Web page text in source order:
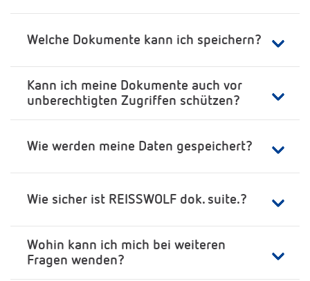
Welche Dokumente kann ich speichern?
Kann ich meine Dokumente auch vor
unberechtigten Zugriffen schützen?
Wie werden meine Daten gespeichert?
Wie sicher ist REISSWOLF dok. suite.?
Wohin kann ich mich bei weiteren
Fragen wenden?